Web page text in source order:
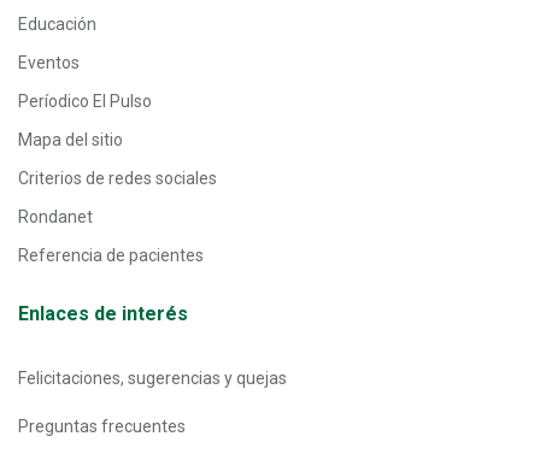
Educación
Eventos
Períodico El Pulso
Mapa del sitio
Criterios de redes sociales
Rondanet
Referencia de pacientes
Enlaces de interés
Felicitaciones, sugerencias y quejas
Preguntas frecuentes